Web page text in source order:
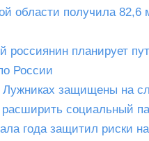
области получила
россиянин планирует
России
Лужниках защищены на
социальный
года защитил риски